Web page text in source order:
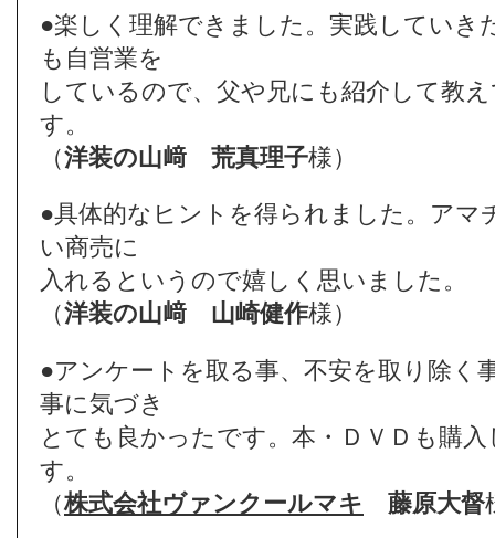
●楽しく理解できました。実践していき
も自営業を
しているので、父や兄にも紹介して教
す。
（洋装の山﨑 荒真理子様）
●具体的なヒントを得られました。アマ
い商売に
入れるというので嬉しく思いました。
（洋装の山﨑 山崎健作様）
●アンケートを取る事、不安を取り除く
事に気づき
とても良かったです。本・ＤＶＤも購
す。
（株式会社ヴァンクールマキ 藤原大督